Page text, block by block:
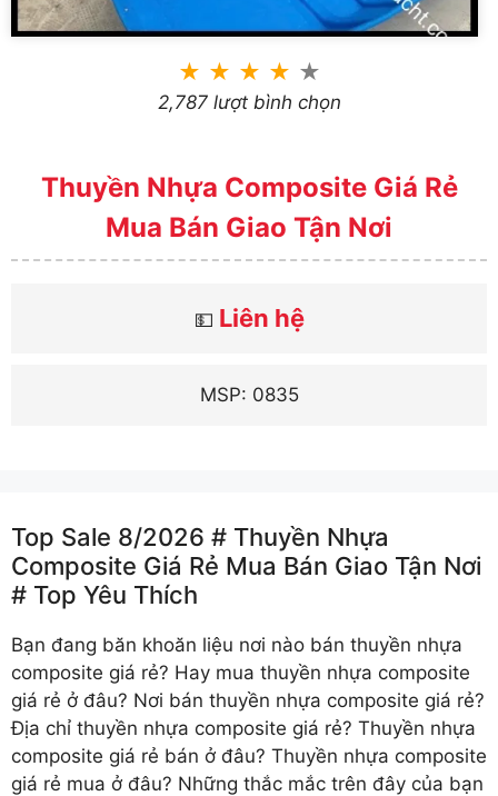
★ ★ ★ ★ ★
2,787 lượt bình chọn
Thuyền Nhựa Composite Giá Rẻ
Mua Bán Giao Tận Nơi
💵 Liên hệ
MSP: 0835
Top Sale 8/2026 # Thuyền Nhựa
Composite Giá Rẻ Mua Bán Giao Tận Nơi
# Top Yêu Thích
Bạn đang băn khoăn liệu nơi nào bán thuyền nhựa
composite giá rẻ? Hay mua thuyền nhựa composite
giá rẻ ở đâu? Nơi bán thuyền nhựa composite giá rẻ?
Địa chỉ thuyền nhựa composite giá rẻ? Thuyền nhựa
composite giá rẻ bán ở đâu? Thuyền nhựa composite
giá rẻ mua ở đâu? Những thắc mắc trên đây của bạn